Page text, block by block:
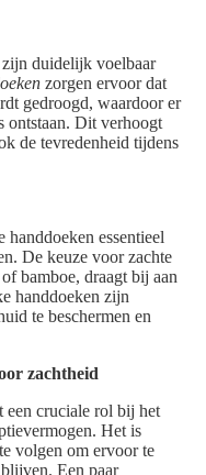
duidelijk voelbaar
zorgen ervoor dat
gedroogd, waardoor er
ontstaan. Dit verhoogt
de tevredenheid tijdens
essentieel
De keuze voor zachte
bamboe, draagt bij aan
handdoeken zijn
te beschermen en
zachtheid
een cruciale rol bij het
Het is
volgen om ervoor te
Een paar